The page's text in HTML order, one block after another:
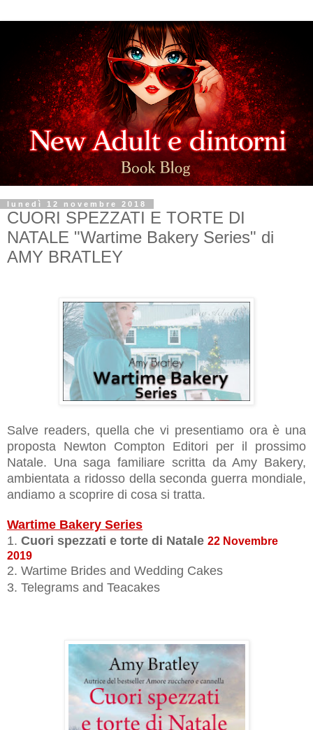
lunedì 12 novembre 2018
CUORI SPEZZATI E TORTE DI
NATALE "Wartime Bakery Series" di
AMY BRATLEY
Salve readers, quella che vi presentiamo ora è una
proposta Newton Compton Editori per il prossimo
Natale. Una saga familiare scritta da Amy Bakery,
ambientata a ridosso della seconda guerra mondiale,
andiamo a scoprire di cosa si tratta.
Wartime Bakery Series
1. Cuori spezzati e torte di Natale 22 Novembre
2019
2. Wartime Brides and Wedding Cakes
3. Telegrams and Teacakes